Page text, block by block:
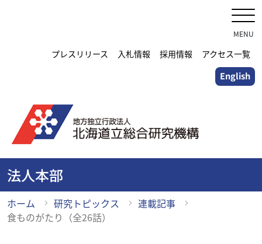
ッ
プ
プレスリリース 入札情報 採用情報 アクセス一覧
English
MENU
法人本部
ホーム 研究トピックス
連載記事
食ものがたり（全26話）